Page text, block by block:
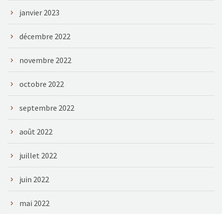
janvier 2023
décembre 2022
novembre 2022
octobre 2022
septembre 2022
août 2022
juillet 2022
juin 2022
mai 2022